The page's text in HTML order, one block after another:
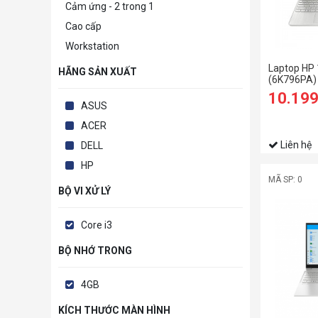
Cảm ứng - 2 trong 1
Cao cấp
Workstation
HÃNG SẢN XUẤT
ASUS
ACER
DELL
HP
BỘ VI XỬ LÝ
Core i3
BỘ NHỚ TRONG
4GB
KÍCH THƯỚC MÀN HÌNH
Laptop
RAM/
HD/
Liên hệ
MÃ SP: 0